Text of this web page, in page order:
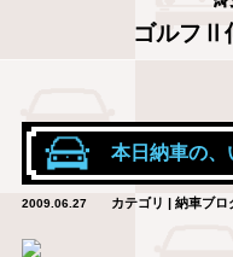
ゴルフⅡ
本日納車の、
2009.06.27 カテゴリ | 納車ブロ